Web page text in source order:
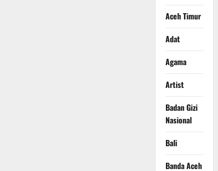
Aceh Timur
Adat
Agama
Artist
Badan Gizi
Nasional
Bali
Banda Aceh